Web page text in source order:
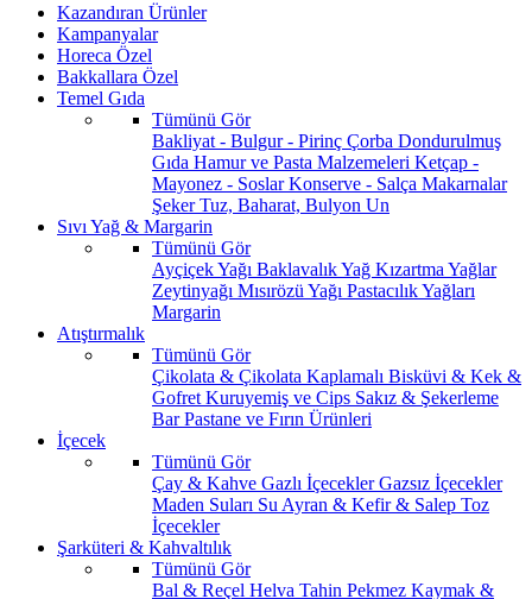
Kazandıran Ürünler
Kampanyalar
Horeca Özel
Bakkallara Özel
Temel Gıda
Tümünü Gör
Bakliyat - Bulgur - Pirinç Çorba Dondurulmuş
Gıda Hamur ve Pasta Malzemeleri Ketçap -
Mayonez - SoslarKonserve - Salça Makarnalar
ŞekerTuz, Baharat, Bulyon Un
Sıvı Yağ & Margarin
Tümünü Gör
Ayçiçek Yağı Baklavalık Yağ Kızartma Yağlar
Zeytinyağı Mısırözü Yağı Pastacılık Yağları
Margarin
Atıştırmalık
Tümünü Gör
Çikolata & Çikolata Kaplamalı Bisküvi & Kek &
Gofret Kuruyemiş ve Cips Sakız & Şekerleme
BarPastane ve Fırın Ürünleri
İçecek
Tümünü Gör
Çay & Kahve Gazlı İçeceklerGazsız İçecekler
Maden Suları Su Ayran & Kefir & Salep Toz
İçecekler
Şarküteri & Kahvaltılık
Tümünü Gör
Bal & Reçel Helva Tahin Pekmez Kaymak &